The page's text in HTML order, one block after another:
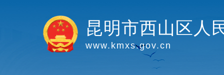
昆明市西山区人
www.kmxs.gov.cn